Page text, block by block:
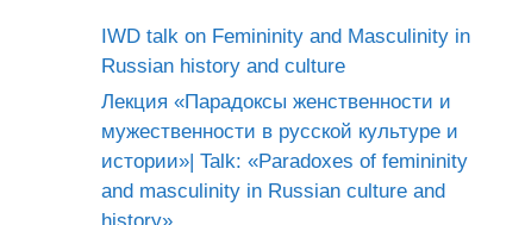
IWD talk on Femininity and Masculinity in
Russian history and culture
Лекция «Парадоксы женственности и
мужественности в русской культуре и
истории»| Talk: «Paradoxes of femininity
and masculinity in Russian culture and